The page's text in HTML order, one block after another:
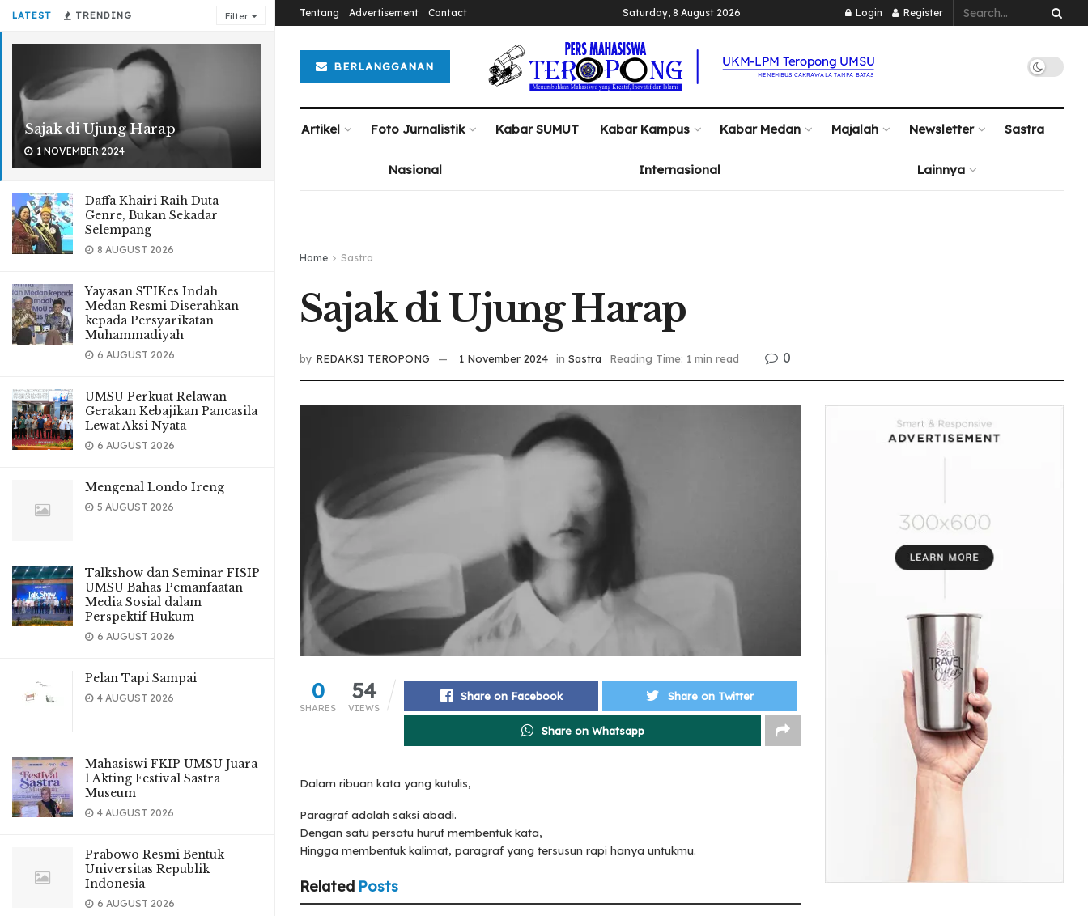
LATEST TRENDING Filter
Sajak di Ujung Harap
1 NOVEMBER 2024
Daffa Khairi Raih Duta
Genre, Bukan Sekadar
Selempang
8 AUGUST 2026
Yayasan STIKes Indah
Medan Resmi Diserahkan
kepada Persyarikatan
Muhammadiyah
6 AUGUST 2026
UMSU Perkuat Relawan
Gerakan Kebajikan Pancasila
Lewat Aksi Nyata
6 AUGUST 2026
Mengenal Londo Ireng
5 AUGUST 2026
Talkshow dan Seminar FISIP
UMSU Bahas Pemanfaatan
Media Sosial dalam
Perspektif Hukum
6 AUGUST 2026
Pelan Tapi Sampai
4 AUGUST 2026
Mahasiswi FKIP UMSU Juara
1 Akting Festival Sastra
Museum
4 AUGUST 2026
Prabowo Resmi Bentuk
Universitas Republik
Indonesia
6 AUGUST 2026
Tentang Advertisement Contact Saturday, 8 August 2026 Login Register
BERLANGGANAN
Artikel Foto Jurnalistik Kabar SUMUT Kabar Kampus Kabar Medan Majalah Newsletter Sastra
Nasional Internasional Lainnya
Home Sastra
Sajak di Ujung Harap
by REDAKSI TEROPONG 1 November 2024 in Sastra Reading Time: 1 min read 0
0
SHARES
54
VIEWS
Share on Facebook Share on Twitter
Share on Whatsapp
Dalam ribuan kata yang kutulis,
Paragraf adalah saksi abadi.
Dengan satu persatu huruf membentuk kata,
Hingga membentuk kalimat, paragraf yang tersusun rapi hanya untukmu.
Related Posts